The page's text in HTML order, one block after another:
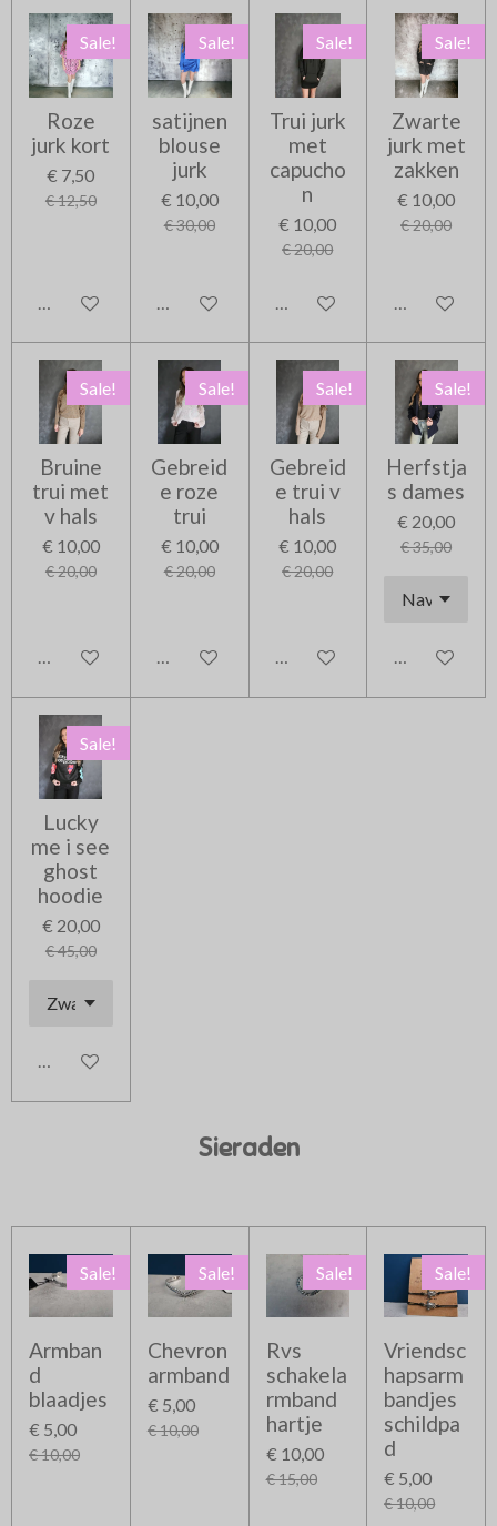
Sale!
Roze
jurk kort
€ 7,50
€ 12,50
In winkelwagen
Sale!
satijnen
blouse
jurk
€ 10,00
€ 30,00
In winkelwagen
Sale!
Trui jurk
met
capucho
n
€ 10,00
€ 20,00
In winkelwagen
Sale!
Zwarte
jurk met
zakken
€ 10,00
€ 20,00
In
Sale!
Bruine
trui met
v hals
€ 10,00
€ 20,00
In winkelwagen
Sale!
Gebreid
e roze
trui
€ 10,00
€ 20,00
In winkelwagen
Sale!
Gebreid
e trui v
hals
€ 10,00
€ 20,00
In winkelwagen
Sale!
Herfstja
s dames
€ 20,00
€ 35,00
In
Sale!
Lucky
me i see
ghost
hoodie
€ 20,00
€ 45,00
In winkelwagen
Sieraden
Sale!
Armban
d
blaadjes
€ 5,00
€ 10,00
Sale!
Chevron
armband
€ 5,00
€ 10,00
Sale!
Rvs
schakela
rmband
hartje
€ 10,00
€ 15,00
Sale!
Vriendsc
hapsarm
bandjes
schildpa
d
€ 5,00
€ 10,00